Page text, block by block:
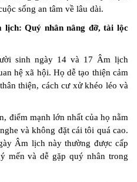
sống an tâm về lâu dài.
lịch: Quý nhân nâng đỡ, tài lộc
sinh ngày 14 và 17 Âm lịch
hệ xã hội. Họ dễ tạo thiện cảm
thiện, cách cư xử khéo léo và
điểm mạnh lớn nhất của họ nằm
và không đặt cái tôi quá cao.
Âm lịch này thường được cấp
mến và dễ gặp quý nhân trong